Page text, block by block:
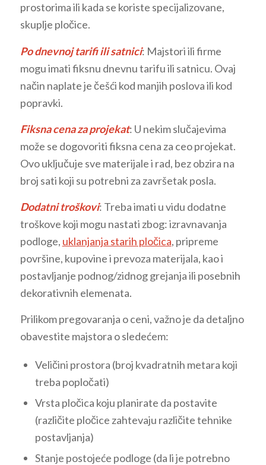
prostorima ili kada se koriste specijalizovane,
skuplje pločice.
Po dnevnoj tarifi ili satnici: Majstori ili firme
mogu imati fiksnu dnevnu tarifu ili satnicu. Ovaj
način naplate je češći kod manjih poslova ili kod
popravki.
Fiksna cena za projekat: U nekim slučajevima
može se dogovoriti fiksna cena za ceo projekat.
Ovo uključuje sve materijale i rad, bez obzira na
broj sati koji su potrebni za završetak posla.
Dodatni troškovi: Treba imati u vidu dodatne
troškove koji mogu nastati zbog: izravnavanja
podloge, uklanjanja starih pločica, pripreme
površine, kupovine i prevoza materijala, kao i
postavljanje podnog/zidnog grejanja ili posebnih
dekorativnih elemenata.
Prilikom pregovaranja o ceni, važno je da detaljno
obavestite majstora o sledećem:
Veličini prostora (broj kvadratnih metara koji
treba popločati)
Vrsta pločica koju planirate da postavite
(različite pločice zahtevaju različite tehnike
postavljanja)
Stanje postojeće podloge (da li je potrebno